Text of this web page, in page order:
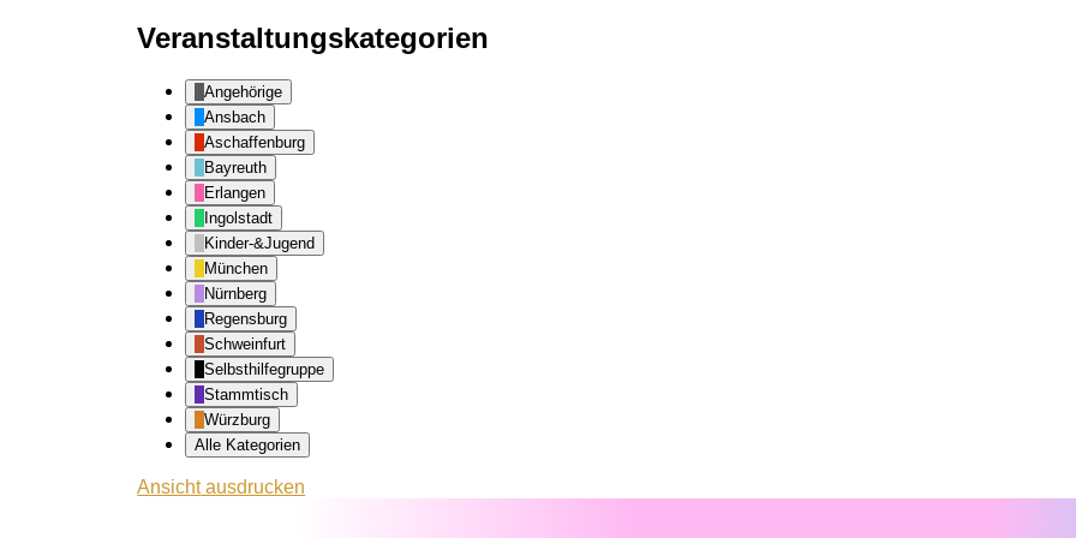
Veranstaltungskategorien
Angehörige
Ansbach
Aschaffenburg
Bayreuth
Erlangen
Ingolstadt
Kinder-&Jugend
München
Nürnberg
Regensburg
Schweinfurt
Selbsthilfegruppe
Stammtisch
Würzburg
Alle Kategorien
Ansichtausdrucken